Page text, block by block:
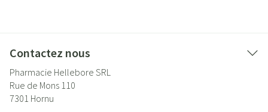
Contactez nous
Pharmacie Hellebore SRL
Rue de Mons 110
7301 Hornu